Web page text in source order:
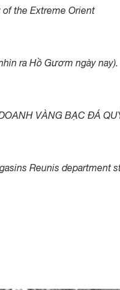
of the Extreme Orient
ra Hồ Gươm ngày nay).
VÀNG BẠC ĐÁ
Reunis department